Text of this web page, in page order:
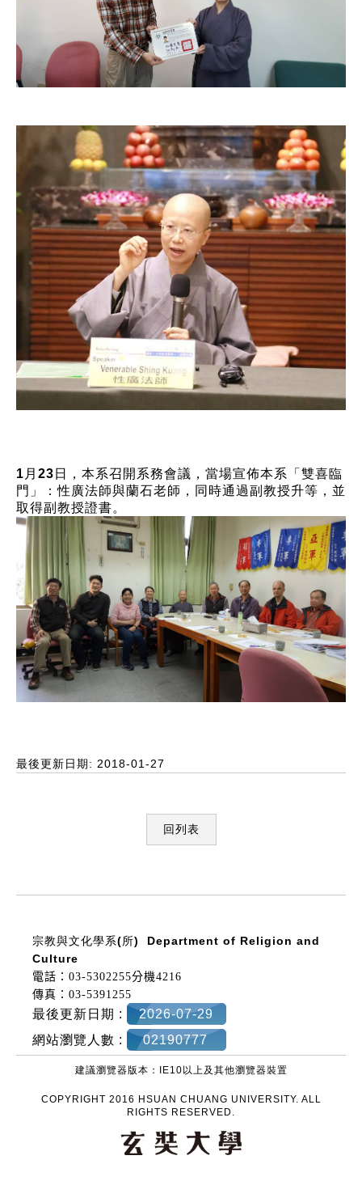
1月23日，本系召開系務會議，當場宣佈本系「雙喜臨
門」：性廣法師與蘭石老師，同時通過副教授升等，並
取得副教授證書。
最後更新日期: 2018-01-27
回列表
宗教與文化學系(所) Department of Religion and
Culture
電話：03-5302255分機4216
傳真：03-5391255
最後更新日期 :
2026-07-29
網站瀏覽人數 :
02190777
建議瀏覽器版本：IE10以上及其他瀏覽器裝置
COPYRIGHT 2016 HSUAN CHUANG UNIVERSITY. ALL
RIGHTS RESERVED.